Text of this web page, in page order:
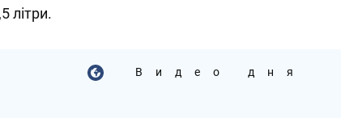
літри.
Видео дня